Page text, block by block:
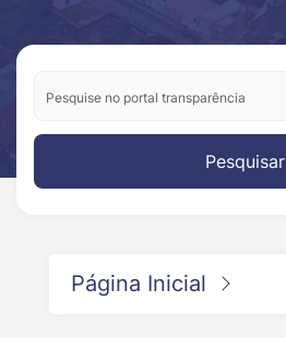
Pesquisar
Página Inicial